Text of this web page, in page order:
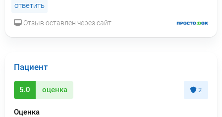
ответить
Отзыв оставлен через сайт
Пациент
5.0 оценка 2
Оценка